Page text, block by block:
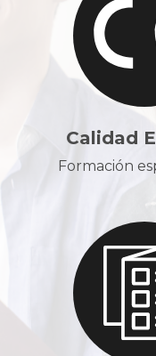
Calidad
Formación